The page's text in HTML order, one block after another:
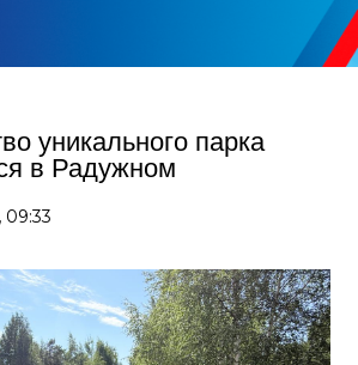
уникального парка
в Радужном
09:33